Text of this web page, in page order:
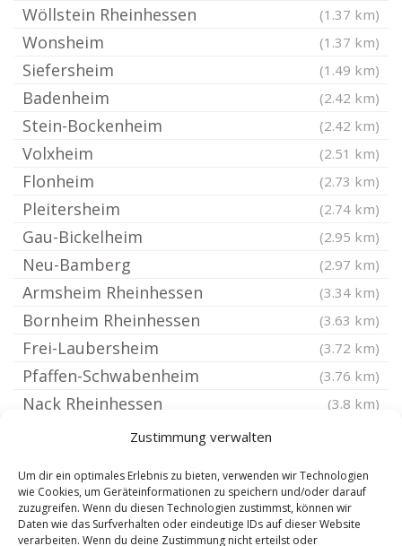
Zustimmung verwalten
Um dir ein optimales Erlebnis zu bieten, verwenden wir Technologien
wie Cookies, um Geräteinformationen zu speichern und/oder darauf
zuzugreifen. Wenn du diesen Technologien zustimmst, können wir
Daten wie das Surfverhalten oder eindeutige IDs auf dieser Website
verarbeiten. Wenn du deine Zustimmung nicht erteilst oder
Wöllstein Rheinhessen (1.37 km)
Wonsheim (1.37 km)
Siefersheim (1.49 km)
Badenheim (2.42 km)
Stein-Bockenheim (2.42 km)
Volxheim (2.51 km)
Flonheim (2.73 km)
Pleitersheim (2.74 km)
Gau-Bickelheim (2.95 km)
Neu-Bamberg (2.97 km)
Armsheim Rheinhessen (3.34 km)
Bornheim Rheinhessen (3.63 km)
Frei-Laubersheim (3.72 km)
Pfaffen-Schwabenheim (3.76 km)
Nack Rheinhessen (3.8 km)
Erbes-Büdesheim
Fürfeld Kreis Bad Kreuznach (3.89 km)
Wallertheim (3.91 km)